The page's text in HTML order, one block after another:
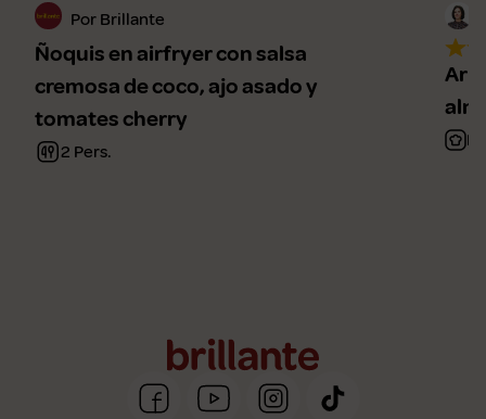
Por Brillante
Ñoquis en airfryer con salsa
cremosa de coco, ajo asado y
tomates cherry
2 Pers.